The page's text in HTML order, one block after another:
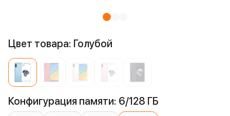
Цвет товара: Голубой
Конфигурация памяти: 6/128 ГБ